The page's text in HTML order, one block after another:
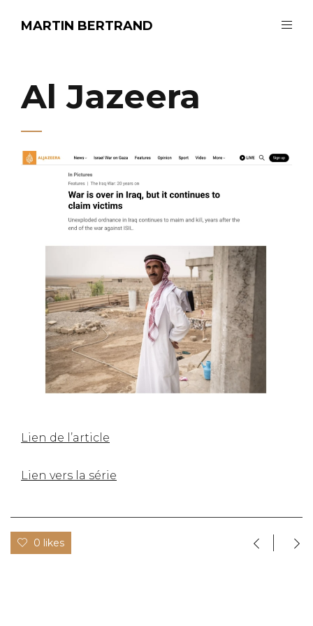
MARTIN BERTRAND
Al Jazeera
Lien de l’article
Lien vers la série
0 likes